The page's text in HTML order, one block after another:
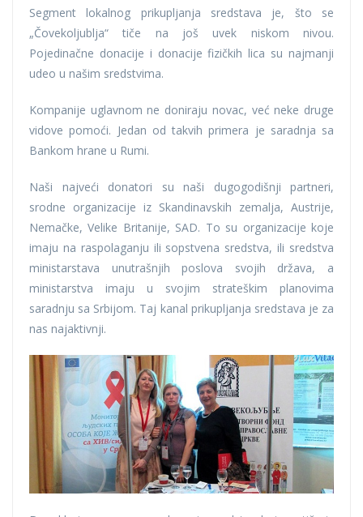
Segment lokalnog prikupljanja sredstava je, što se
„Čovekoljublja“ tiče na još uvek niskom nivou.
Pojedinačne donacije i donacije fizičkih lica su najmanji
udeo u našim sredstvima.
Kompanije uglavnom ne doniraju novac, već neke druge
vidove pomoći. Jedan od takvih primera je saradnja sa
Bankom hrane u Rumi.
Naši najveći donatori su naši dugogodišnji partneri,
srodne organizacije iz Skandinavskih zemalja, Austrije,
Nemačke, Velike Britanije, SAD. To su organizacije koje
imaju na raspolaganju ili sopstvena sredstva, ili sredstva
ministarstava unutrašnjih poslova svojih država, a
ministarstva imaju u svojim strateškim planovima
saradnju sa Srbijom. Taj kanal prikupljanja sredstava je za
nas najaktivnji.